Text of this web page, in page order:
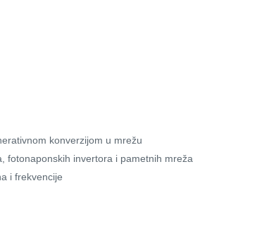
konverzijom u mrežu
fotonaponskih invertora i pametnih mreža
i frekvencije